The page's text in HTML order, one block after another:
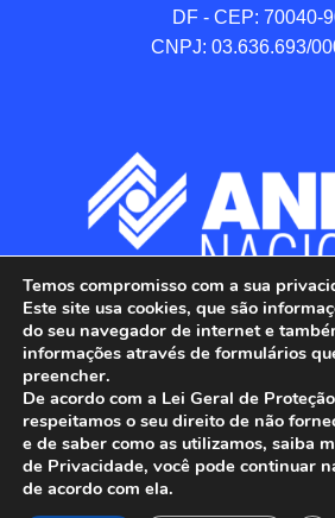
DF - CEP: 70040-
CNPJ: 03.636.693/
ANFIP - Associação Nacional
Fiscais da Receita Federal
Temos compromisso com a sua
Este site usa cookies, que são
do seu navegador de internet e
informações através de formulários
preencher.
De acordo com a Lei Geral de
respeitamos o seu direito de não
e de saber como as utilizamos, saiba
de Privacidade, você pode continuar
de acordo com ela.